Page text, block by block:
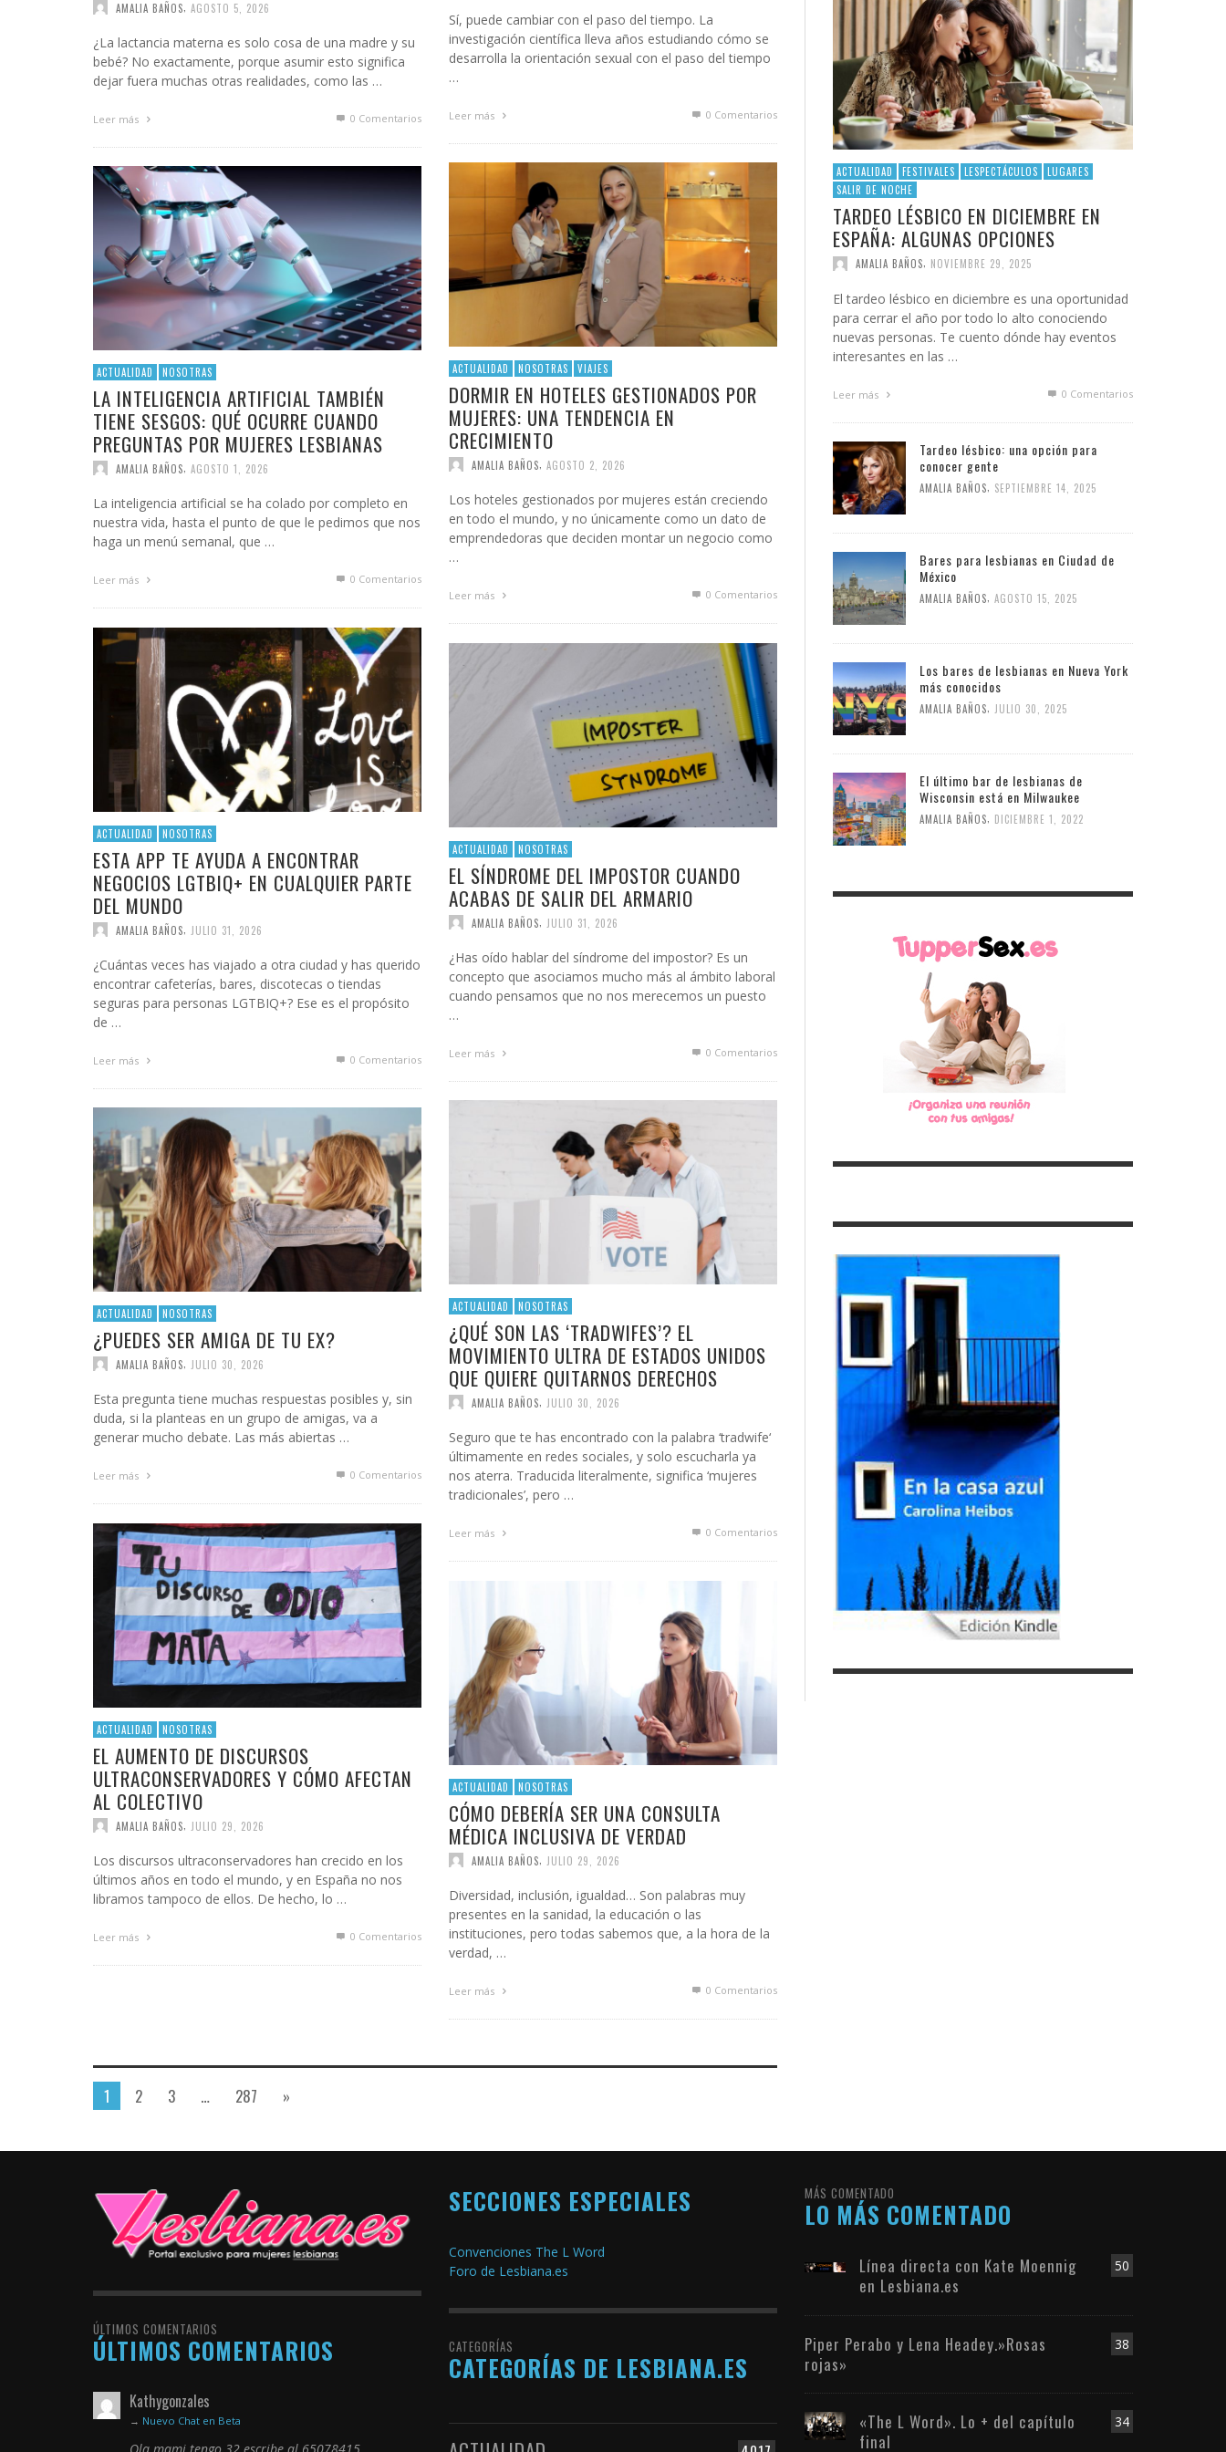
INFIELES
AMALIA BAÑOS AGOSTO 5, 2026
¿La lactancia materna es solo cosa de una madre y su
bebé? No exactamente, porque asumir esto significa
dejar fuera muchas otras realidades, como las …
Leer más 0 Comentarios
Sí, puede cambiar con el paso del tiempo. La
investigación científica lleva años estudiando cómo se
desarrolla la orientación sexual con el paso del tiempo
…
Leer más 0 Comentarios
ACTUALIDAD NOSOTRAS VIAJES
DORMIR EN HOTELES GESTIONADOS POR
MUJERES: UNA TENDENCIA EN
CRECIMIENTO
AMALIA BAÑOS AGOSTO 2, 2026
Los hoteles gestionados por mujeres están creciendo
en todo el mundo, y no únicamente como un dato de
emprendedoras que deciden montar un negocio como
…
Leer más 0 Comentarios
ACTUALIDAD NOSOTRAS
LA INTELIGENCIA ARTIFICIAL TAMBIÉN
TIENE SESGOS: QUÉ OCURRE CUANDO
PREGUNTAS POR MUJERES LESBIANAS
AMALIA BAÑOS AGOSTO 1, 2026
La inteligencia artificial se ha colado por completo en
nuestra vida, hasta el punto de que le pedimos que nos
haga un menú semanal, que …
Leer más 0 Comentarios
ACTUALIDAD NOSOTRAS
ESTA APP TE AYUDA A ENCONTRAR
NEGOCIOS LGTBIQ+ EN CUALQUIER PARTE
DEL MUNDO
AMALIA BAÑOS JULIO 31, 2026
¿Cuántas veces has viajado a otra ciudad y has querido
encontrar cafeterías, bares, discotecas o tiendas
seguras para personas LGTBIQ+? Ese es el propósito
de …
Leer más 0 Comentarios
ACTUALIDAD NOSOTRAS
EL SÍNDROME DEL IMPOSTOR CUANDO
ACABAS DE SALIR DEL ARMARIO
AMALIA BAÑOS JULIO 31, 2026
¿Has oído hablar del síndrome del impostor? Es un
concepto que asociamos mucho más al ámbito laboral
cuando pensamos que no nos merecemos un puesto
…
Leer más 0 Comentarios
ACTUALIDAD NOSOTRAS
¿QUÉ SON LAS ‘TRADWIFES’? EL
MOVIMIENTO ULTRA DE ESTADOS UNIDOS
QUE QUIERE QUITARNOS DERECHOS
AMALIA BAÑOS JULIO 30, 2026
Seguro que te has encontrado con la palabra ‘tradwife‘
últimamente en redes sociales, y solo escucharla ya
nos aterra. Traducida literalmente, significa ‘mujeres
tradicionales’, pero …
Leer más 0 Comentarios
ACTUALIDAD NOSOTRAS
¿PUEDES SER AMIGA DE TU EX?
AMALIA BAÑOS JULIO 30, 2026
Esta pregunta tiene muchas respuestas posibles y, sin
duda, si la planteas en un grupo de amigas, va a
generar mucho debate. Las más abiertas …
Leer más 0 Comentarios
ACTUALIDAD NOSOTRAS
EL AUMENTO DE DISCURSOS
ULTRACONSERVADORES Y CÓMO AFECTAN
AL COLECTIVO
AMALIA BAÑOS JULIO 29, 2026
Los discursos ultraconservadores han crecido en los
últimos años en todo el mundo, y en España no nos
libramos tampoco de ellos. De hecho, lo …
Leer más 0 Comentarios
ACTUALIDAD NOSOTRAS
CÓMO DEBERÍA SER UNA CONSULTA
MÉDICA INCLUSIVA DE VERDAD
AMALIA BAÑOS JULIO 29, 2026
Diversidad, inclusión, igualdad… Son palabras muy
presentes en la sanidad, la educación o las
instituciones, pero todas sabemos que, a la hora de la
verdad, …
Leer más 0 Comentarios
1 2 3 … 287 »
ACTUALIDAD FESTIVALES LESPECTÁCULOS
LUGARES
SALIR DE NOCHE
TARDEO LÉSBICO EN DICIEMBRE EN
ESPAÑA: ALGUNAS OPCIONES
AMALIA BAÑOS, NOVIEMBRE 29, 2025
El tardeo lésbico en diciembre es una oportunidad
para cerrar el año por todo lo alto conociendo
nuevas personas. Te cuento dónde hay eventos
interesantes en las …
Leer más 0 Comentarios
Tardeo lésbico: una opción para
conocer gente
AMALIA BAÑOS SEPTIEMBRE 14, 2025
Bares para lesbianas en Ciudad de
México
AMALIA BAÑOS AGOSTO 15, 2025
Los bares de lesbianas en Nueva York
más conocidos
AMALIA BAÑOS JULIO 30, 2025
El último bar de lesbianas de
Wisconsin está en Milwaukee
AMALIA BAÑOS DICIEMBRE 1, 2022
ÚLTIMOS COMENTARIOS
ÚLTIMOS COMENTARIOS
Kathygonzales
→ Nuevo Chat en Beta
SECCIONES ESPECIALES
Convenciones The L Word
Foro de Lesbiana.es
CATEGORÍAS
CATEGORÍAS DE LESBIANA.ES
MÁS COMENTADO
LO MÁS COMENTADO
50
Línea directa con Kate Moennig
en Lesbiana.es
38
Piper Perabo y Lena Headey.»Rosas
rojas»
34
«The L Word». Lo + del capítulo
final